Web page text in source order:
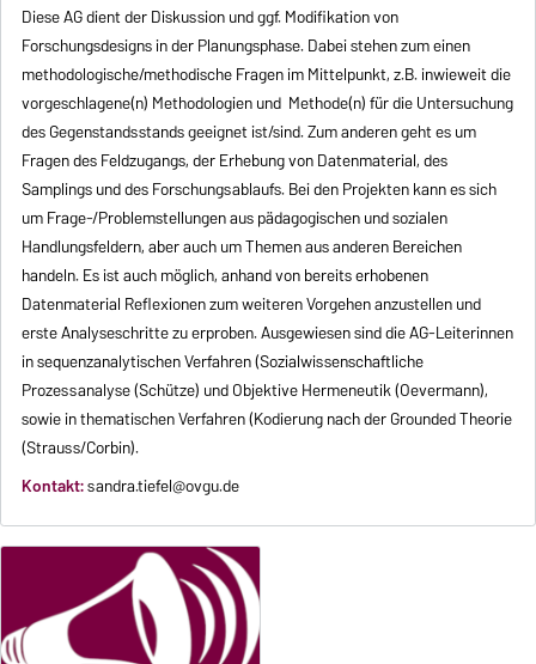
Diese AG dient der Diskussion und ggf. Modifikation von
Forschungsdesigns in der Planungsphase. Dabei stehen zum einen
methodologische/methodische Fragen im Mittelpunkt, z.B. inwieweit die
vorgeschlagene(n) Methodologien und Methode(n) für die Untersuchung
des Gegenstandsstands geeignet ist/sind. Zum anderen geht es um
Fragen des Feldzugangs, der Erhebung von Datenmaterial, des
Samplings und des Forschungsablaufs. Bei den Projekten kann es sich
um Frage-/Problemstellungen aus pädagogischen und sozialen
Handlungsfeldern, aber auch um Themen aus anderen Bereichen
handeln. Es ist auch möglich, anhand von bereits erhobenen
Datenmaterial Reflexionen zum weiteren Vorgehen anzustellen und
erste Analyseschritte zu erproben. Ausgewiesen sind die AG-Leiterinnen
in sequenzanalytischen Verfahren (Sozialwissenschaftliche
Prozessanalyse (Schütze) und Objektive Hermeneutik (Oevermann),
sowie in thematischen Verfahren (Kodierung nach der Grounded Theorie
(Strauss/Corbin).
Kontakt:sandra.tiefel@ovgu.de